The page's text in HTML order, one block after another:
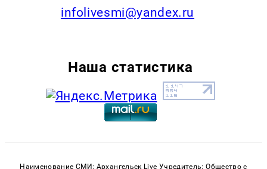
infolivesmi@yandex.ru
Наша статистика
Наименование СМИ: Архангельск Live Учредитель: Общество с